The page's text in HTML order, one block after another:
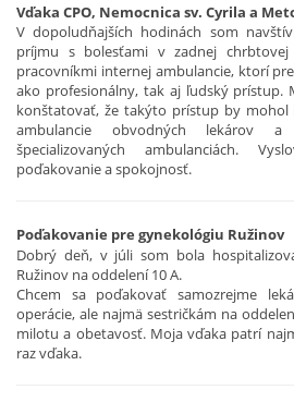
Vďaka CPO, Nemocnica sv. Cyrila a
V dopoludňajších hodinách som
príjmu s bolesťami v zadnej
pracovníkmi internej ambulancie, ktorí
ako profesionálny, tak aj ľudský prístup.
konštatovať, že takýto prístup by
ambulancie obvodných lekárov
špecializovaných ambulanciách.
poďakovanie a spokojnosť.
Poďakovanie pre gynekológiu Ružinov
Dobrý deň, v júli som bola
Ružinov na oddelení 10 A.
Chcem sa poďakovať samozrejme
operácie, ale najmä sestričkám na
milotu a obetavosť. Moja vďaka patrí
raz vďaka.